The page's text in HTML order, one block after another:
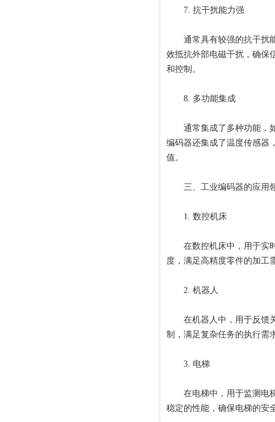
7. 抗干扰能力强
通常具有较强的抗干扰能
效抵抗外部电磁干扰，确保
和控制。
8. 多功能集成
通常集成了多种功能，如
编码器还集成了温度传感器
值。
三、工业编码器的应用
1. 数控机床
在数控机床中，用于实时
度，满足高精度零件的加工
2. 机器人
在机器人中，用于反馈关
制，满足复杂任务的执行需
3. 电梯
在电梯中，用于监测电梯
稳定的性能，确保电梯的安